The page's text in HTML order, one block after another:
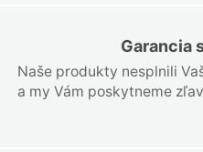
Garancia
Naše produkty nesplnili
a my Vám poskytneme